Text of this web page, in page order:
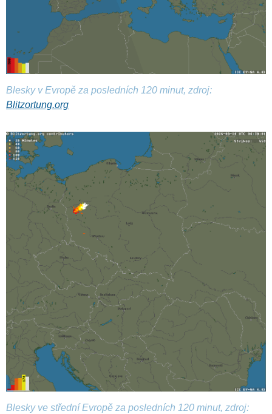
Blesky v Evropě za posledních 120 minut, zdroj:
Blitzortung.org
Blesky ve střední Evropě za posledních 120 minut, zdroj: